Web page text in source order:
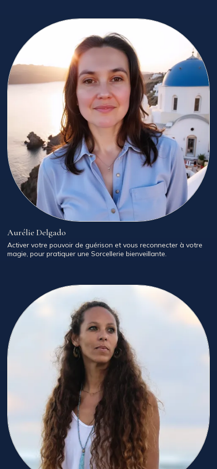
Aurélie Delgado
Activer votre pouvoir de guérison et vous reconnecter à votre
magie, pour pratiquer une Sorcellerie bienveillante.